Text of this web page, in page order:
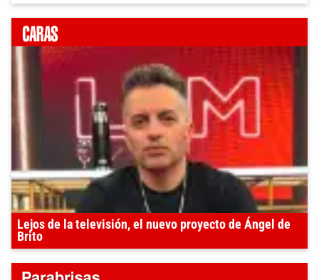
Lejos de la televisión, el nuevo proyecto de Ángel de
Brito